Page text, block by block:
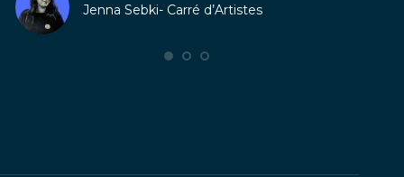
Jenna Sebki- Carré d’Artistes